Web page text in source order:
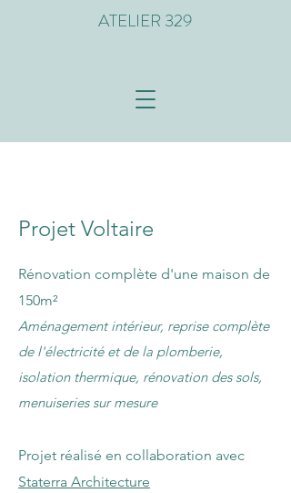
ATELIER 329
Projet Voltaire
Rénovation complète d'une maison de
150m²
Aménagement intérieur, reprise complète
de l'électricité et de la plomberie,
isolation thermique, rénovation des sols,
menuiseries sur mesure
Projet réalisé en collaboration avec
Staterra Architecture